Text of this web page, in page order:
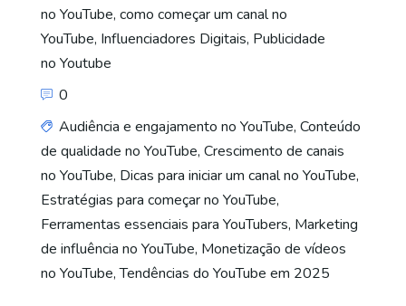
no YouTube, como começar um canal no
YouTube, Influenciadores Digitais, Publicidade
no Youtube
0
Audiência e engajamento no YouTube, Conteúdo
de qualidade no YouTube, Crescimento de canais
no YouTube, Dicas para iniciar um canal no YouTube,
Estratégias para começar no YouTube,
Ferramentas essenciais para YouTubers, Marketing
de influência no YouTube, Monetização de vídeos
no YouTube,Tendências do YouTube em 2025